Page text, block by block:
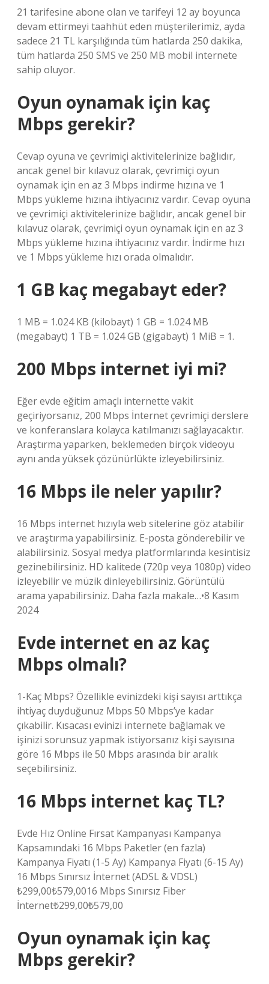
21 tarifesine abone olan ve tarifeyi 12 ay boyunca
devam ettirmeyi taahhüt eden müşterilerimiz, ayda
sadece 21 TL karşılığında tüm hatlarda 250 dakika,
tüm hatlarda 250 SMS ve 250 MB mobil internete
sahip oluyor.
Oyun oynamak için kaç
Mbps gerekir?
Cevap oyuna ve çevrimiçi aktivitelerinize bağlıdır,
ancak genel bir kılavuz olarak, çevrimiçi oyun
oynamak için en az 3 Mbps indirme hızına ve 1
Mbps yükleme hızına ihtiyacınız vardır. Cevap oyuna
ve çevrimiçi aktivitelerinize bağlıdır, ancak genel bir
kılavuz olarak, çevrimiçi oyun oynamak için en az 3
Mbps yükleme hızına ihtiyacınız vardır. İndirme hızı
ve 1 Mbps yükleme hızı orada olmalıdır.
1 GB kaç megabayt eder?
1 MB = 1.024 KB (kilobayt) 1 GB = 1.024 MB
(megabayt) 1 TB = 1.024 GB (gigabayt) 1 MiB = 1.
200 Mbps internet iyi mi?
Eğer evde eğitim amaçlı internette vakit
geçiriyorsanız, 200 Mbps İnternet çevrimiçi derslere
ve konferanslara kolayca katılmanızı sağlayacaktır.
Araştırma yaparken, beklemeden birçok videoyu
aynı anda yüksek çözünürlükte izleyebilirsiniz.
16 Mbps ile neler yapılır?
16 Mbps internet hızıyla web sitelerine göz atabilir
ve araştırma yapabilirsiniz. E-posta gönderebilir ve
alabilirsiniz. Sosyal medya platformlarında kesintisiz
gezinebilirsiniz. HD kalitede (720p veya 1080p) video
izleyebilir ve müzik dinleyebilirsiniz. Görüntülü
arama yapabilirsiniz. Daha fazla makale…•8 Kasım
2024
Evde internet en az kaç
Mbps olmalı?
1-Kaç Mbps? Özellikle evinizdeki kişi sayısı arttıkça
ihtiyaç duyduğunuz Mbps 50 Mbps’ye kadar
çıkabilir. Kısacası evinizi internete bağlamak ve
işinizi sorunsuz yapmak istiyorsanız kişi sayısına
göre 16 Mbps ile 50 Mbps arasında bir aralık
seçebilirsiniz.
16 Mbps internet kaç TL?
Evde Hız Online Fırsat Kampanyası Kampanya
Kapsamındaki 16 Mbps Paketler (en fazla)
Kampanya Fiyatı (1-5 Ay) Kampanya Fiyatı (6-15 Ay)
16 Mbps Sınırsız İnternet (ADSL & VDSL)
₺299,00₺579,0016 Mbps Sınırsız Fiber
İnternet₺299,00₺579,00
Oyun oynamak için kaç
Mbps gerekir?